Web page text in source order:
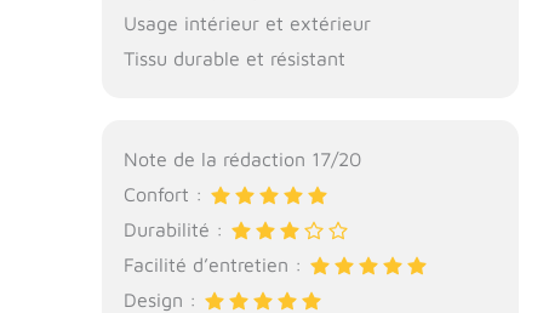
Usage intérieur et extérieur
Tissu durable et résistant
Note de la rédaction 17/20
Confort :
Durabilité :
Facilité d’entretien :
Design :